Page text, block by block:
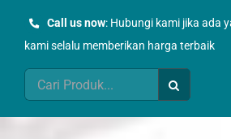
Call us now: Hubungi kami jika ada
kami selalu memberikan harga terbaik
Search
for: